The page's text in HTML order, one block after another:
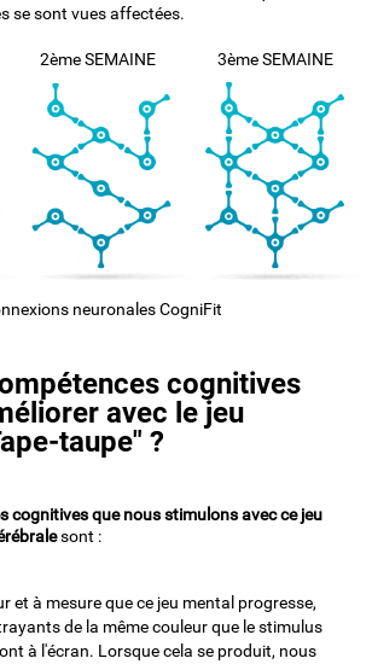
se sont vues affectées.
2ème SEMAINE 3ème SEMAINE
neuronales CogniFit
cognitives
avec le jeu
taupe" ?
cognitives que nous stimulons avec ce jeu
sont :
et à mesure que ce jeu mental progresse,
de la même couleur que le stimulus
à l'écran. Lorsque cela se produit, nous